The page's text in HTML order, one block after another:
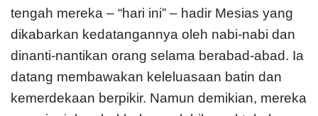
tengah mereka – “hari ini” – hadir Mesias yang
dikabarkan kedatangannya oleh nabi-nabi dan
dinanti-nantikan orang selama berabad-abad. Ia
datang membawakan keleluasaan batin dan
kemerdekaan berpikir. Namun demikian, mereka